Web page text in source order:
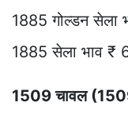
1885 गोल्डन
1885 सेला भाव ₹
1509 चावल